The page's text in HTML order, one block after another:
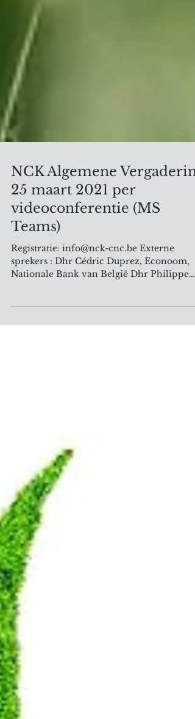
NCK Algemene
25 maart 2021 per
videoconferentie (MS
Teams)
Registratie: info@nck-cnc.be Externe
Nationale Bank van België Dhr Philippe